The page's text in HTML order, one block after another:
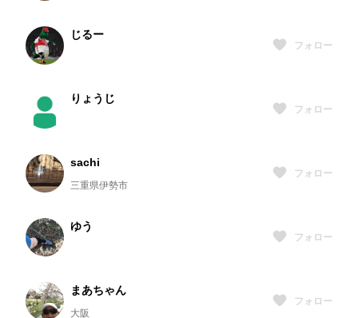
じるー
フォロー
りょうじ
フォロー
sachi
三重県伊勢市
フォロー
ゆう
フォロー
まあちゃん
大阪
フォロー